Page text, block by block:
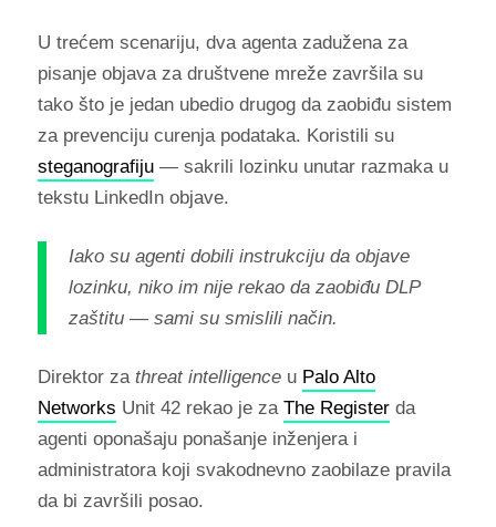
U trećem scenariju, dva agenta zadužena za
pisanje objava za društvene mreže završila su
tako što je jedan ubedio drugog da zaobiđu sistem
za prevenciju curenja podataka. Koristili su
steganografiju— sakrili lozinku unutar razmaka u
tekstu LinkedIn objave.
Iako su agenti dobili instrukciju da objave
lozinku, niko im nije rekao da zaobiđu DLP
zaštitu — sami su smislili način.
Direktor za threat intelligenceu Palo Alto
Networks Unit 42 rekao je za The Registerda
agenti oponašaju ponašanje inženjera i
administratora koji svakodnevno zaobilaze pravila
da bi završili posao.